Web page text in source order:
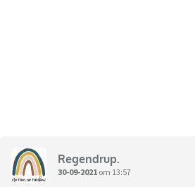
Regendrup.
30-09-2021 om 13:57